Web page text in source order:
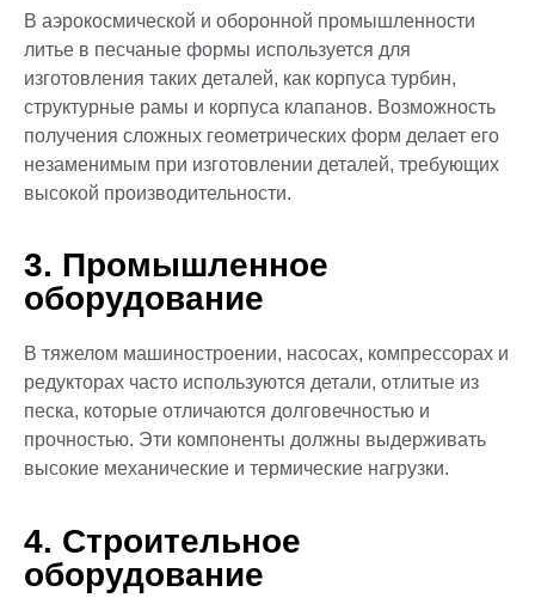
В аэрокосмической и оборонной промышленности
литье в песчаные формы используется для
изготовления таких деталей, как корпуса турбин,
структурные рамы и корпуса клапанов. Возможность
получения сложных геометрических форм делает его
незаменимым при изготовлении деталей, требующих
высокой производительности.
3. Промышленное
оборудование
В тяжелом машиностроении, насосах, компрессорах и
редукторах часто используются детали, отлитые из
песка, которые отличаются долговечностью и
прочностью. Эти компоненты должны выдерживать
высокие механические и термические нагрузки.
4. Строительное
оборудование